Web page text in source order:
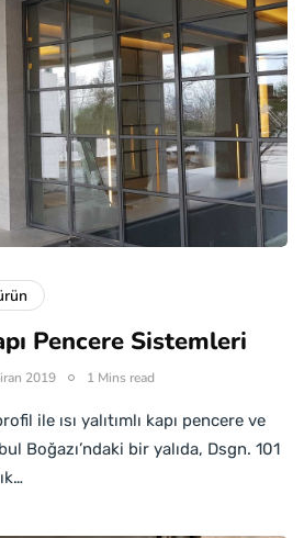
Pencere Sistemleri
2019 1 Mins read
ile ısı yalıtımlı kapı pencere ve
Boğazı’ndaki bir yalıda, Dsgn. 101